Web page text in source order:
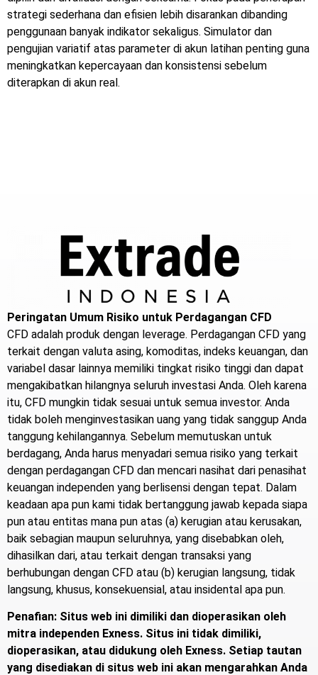
strategi sederhana dan efisien lebih disarankan dibanding
penggunaan banyak indikator sekaligus. Simulator dan
pengujian variatif atas parameter di akun latihan penting guna
meningkatkan kepercayaan dan konsistensi sebelum
diterapkan di akun real.
Peringatan Umum Risiko untuk Perdagangan CFD
CFD adalah produk dengan leverage. Perdagangan CFD yang
terkait dengan valuta asing, komoditas, indeks keuangan, dan
variabel dasar lainnya memiliki tingkat risiko tinggi dan dapat
mengakibatkan hilangnya seluruh investasi Anda. Oleh karena
itu, CFD mungkin tidak sesuai untuk semua investor. Anda
tidak boleh menginvestasikan uang yang tidak sanggup Anda
tanggung kehilangannya. Sebelum memutuskan untuk
berdagang, Anda harus menyadari semua risiko yang terkait
dengan perdagangan CFD dan mencari nasihat dari penasihat
keuangan independen yang berlisensi dengan tepat. Dalam
keadaan apa pun kami tidak bertanggung jawab kepada siapa
pun atau entitas mana pun atas (a) kerugian atau kerusakan,
baik sebagian maupun seluruhnya, yang disebabkan oleh,
dihasilkan dari, atau terkait dengan transaksi yang
berhubungan dengan CFD atau (b) kerugian langsung, tidak
langsung, khusus, konsekuensial, atau insidental apa pun.
Penafian: Situs web ini dimiliki dan dioperasikan oleh
mitra independen Exness. Situs ini tidak dimiliki,
dioperasikan, atau didukung oleh Exness. Setiap tautan
yang disediakan di situs web ini akan mengarahkan Anda